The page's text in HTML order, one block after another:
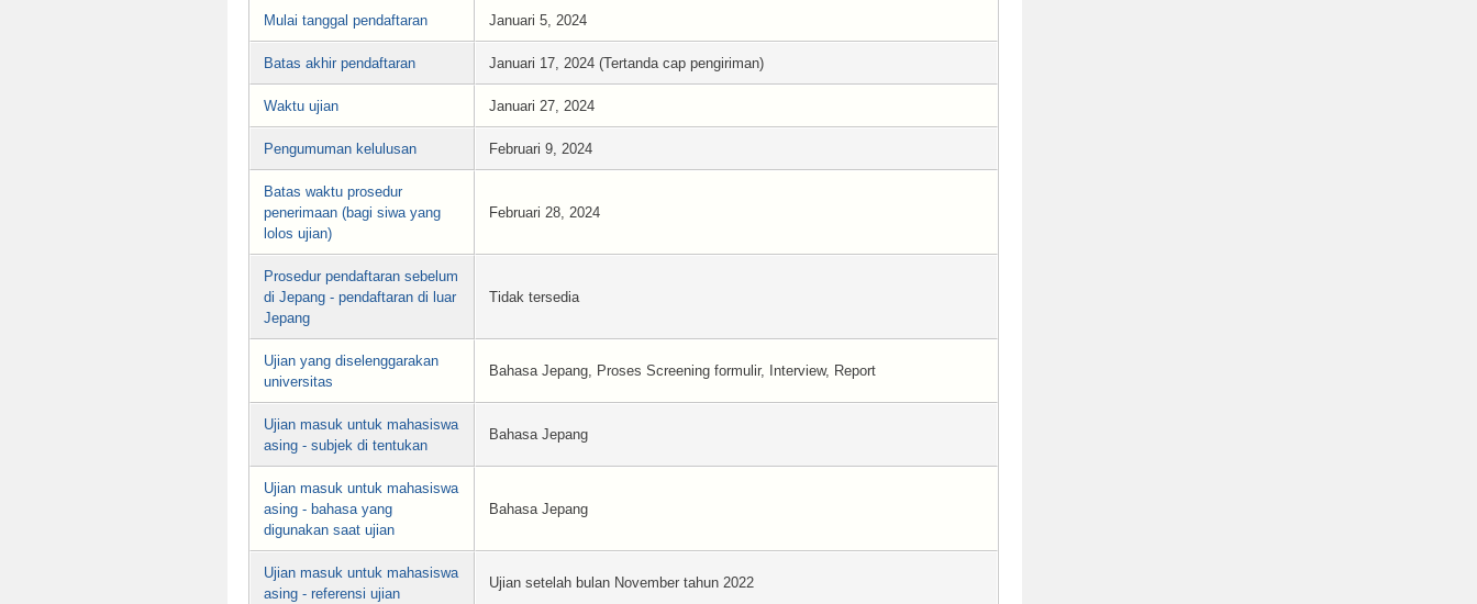
Mulai tanggal pendaftaran Januari 5, 2024
Batas akhir pendaftaran Januari 17, 2024 (Tertanda cap pengiriman)
Waktu ujian Januari 27, 2024
Pengumuman kelulusan Februari 9, 2024
Batas waktu prosedur
penerimaan (bagi siwa yang
lolos ujian)
Februari 28, 2024
Prosedur pendaftaran sebelum
di Jepang - pendaftaran di luar
Jepang
Tidak tersedia
Ujian yang diselenggarakan
universitas
Bahasa Jepang, Proses Screening formulir, Interview, Report
Ujian masuk untuk mahasiswa
asing - subjek di tentukan
Bahasa Jepang
Ujian masuk untuk mahasiswa
asing - bahasa yang
digunakan saat ujian
Bahasa Jepang
Ujian masuk untuk mahasiswa
asing - referensi ujian
Ujian setelah bulan November tahun 2022